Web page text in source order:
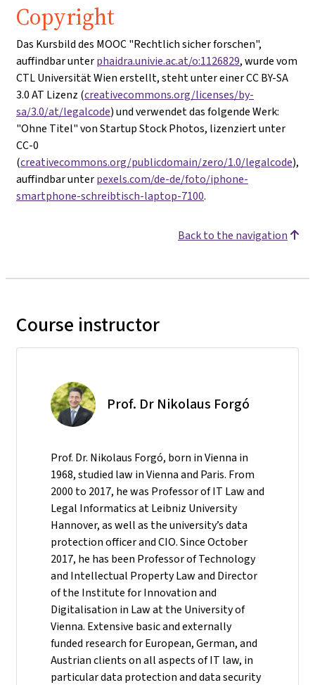
Copyright
Das Kursbild des MOOC "Rechtlich sicher forschen",
auffindbar unterphaidra.univie.ac.at/o:1126829, wurde vom
CTL Universität Wien erstellt, steht unter einer CC BY-SA
3.0 AT Lizenz (creativecommons.org/licenses/by-
sa/3.0/at/legalcode) und verwendet das folgende Werk:
"Ohne Titel" von Startup Stock Photos, lizenziert unter
CC-0
(creativecommons.org/publicdomain/zero/1.0/legalcode),
auffindbar unterpexels.com/de-de/foto/iphone-
smartphone-schreibtisch-laptop-7100.
Back to the navigation
Course instructor
Prof. Dr Nikolaus Forgó
Prof. Dr. Nikolaus Forgó, born in Vienna in
1968, studied law in Vienna and Paris. From
2000 to 2017, he was Professor of IT Law and
Legal Informatics at Leibniz University
Hannover, as well as the university’s data
protection officer and CIO. Since October
2017, he has been Professor of Technology
and Intellectual Property Law and Director
of the Institute for Innovation and
Digitalisation in Law at the University of
Vienna. Extensive basic and externally
funded research for European, German, and
Austrian clients on all aspects of IT law, in
particular data protection and data security